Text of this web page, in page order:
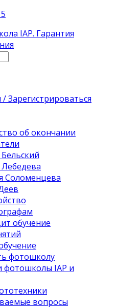
Зарегистрироваться
об окончании
Соломенцева
обучение
фотошколу
фотошколы IAP и
вопросы